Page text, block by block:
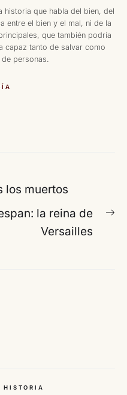
historia que habla del bien, del
entre el bien y el mal, ni de la
que también podría
capaz tanto de salvar como
personas.
los muertos
la reina de
Versailles
HISTORIA